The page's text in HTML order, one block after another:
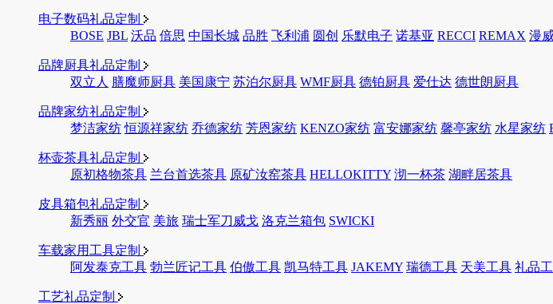
电子数码礼品定制
BOSE JBL 沃品 倍思 中国长城 品胜 飞利浦 圆创 乐默电子 诺基亚 RECCI REMAX 漫
品牌厨具礼品定制
双立人 膳魔师厨具 美国康宁 苏泊尔厨具 WMF厨具 德铂厨具 爱仕达 德世朗厨具
品牌家纺礼品定制
梦洁家纺 恒源祥家纺 乔德家纺 芳恩家纺 KENZO家纺 富安娜家纺 馨亭家纺 水星家纺
杯壶茶具礼品定制
原初格物茶具 兰台首选茶具 原矿汝窑茶具 HELLOKITTY 沏一杯茶 湖畔居茶具
皮具箱包礼品定制
新秀丽 外交官 美旅 瑞士军刀威戈 洛克兰箱包 SWICKI
车载家用工具定制
阿发泰克工具 勃兰匠记工具 伯傲工具 凯马特工具 JAKEMY 瑞德工具 天美工具 礼品
工艺礼品定制